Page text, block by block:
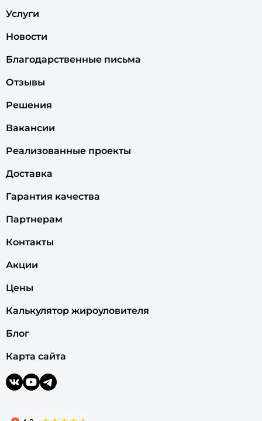
Услуги
Новости
Благодарственные письма
Отзывы
Решения
Вакансии
Реализованные проекты
Доставка
Гарантия качества
Партнерам
Контакты
Акции
Цены
Калькулятор жироуловителя
Блог
Карта сайта